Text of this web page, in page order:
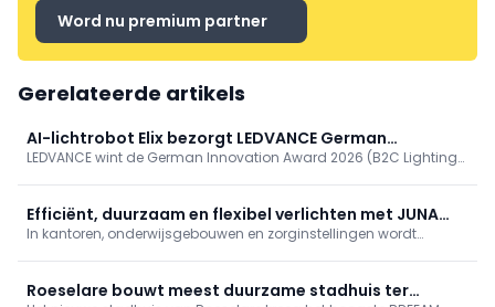
Word nu premium partner
Gerelateerde artikels
AI-lichtrobot Elix bezorgt LEDVANCE German
Innovation Award 2026
LEDVANCE wint de German Innovation Award 2026 (B2C Lighting)
camera, gebaren en zesassige arm. Eerder bekroond, getoond op
Lichtwoche Sauerland en Light + Building.
Efficiënt, duurzaam en flexibel verlichten met JUNA
van Esylux
In kantoren, onderwijsgebouwen en zorginstellingen wordt
comfort van de gebruikers. Die evolutie heeft ervoor gezorgd dat
Roeselare bouwt meest duurzame stadhuis ter